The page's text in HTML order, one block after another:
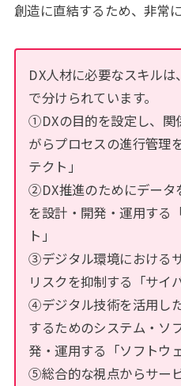
創造に直結するため、非常に
DX人材に必要なスキル
で分けられています。
①DXの目的を設定し、関
がらプロセスの進行管理
テクト」
②DX推進のためにデータ
を設計・開発・運用する
ト」
③デジタル環境における
リスクを抑制する「サイ
④デジタル技術を活用し
するためのシステム・ソ
発・運用する「ソフトウ
⑤総合的な視点からサー